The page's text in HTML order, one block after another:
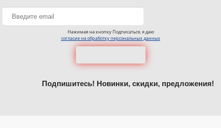
Нажимая на кнопку Подписаться, я даю
согласие на обработку персональных данных
Подпишитесь! Новинки, скидки, предложения!